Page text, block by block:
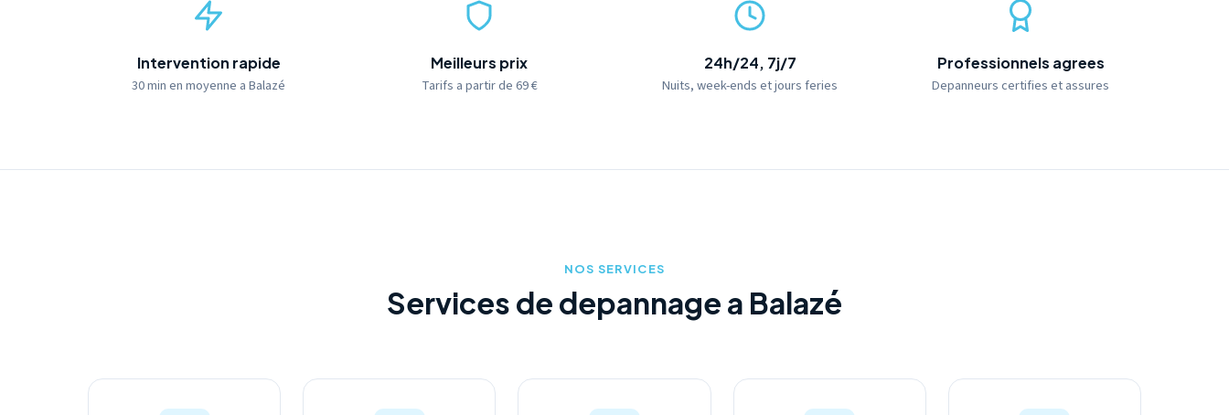
Intervention rapide
30 min en moyenne a Balazé
Meilleurs prix
Tarifs a partir de 69 €
24h/24, 7j/7
Nuits, week-ends et jours feries
Professionnels agrees
Depanneurs certifies et assures
NOS SERVICES
Services de depannage a Balazé